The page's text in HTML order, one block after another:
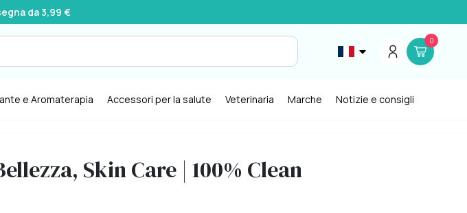
da 3,99 €
0
e Aromaterapia Accessori per la salute Veterinaria Marche Notizie e consigli
Skin Care | 100% Clean